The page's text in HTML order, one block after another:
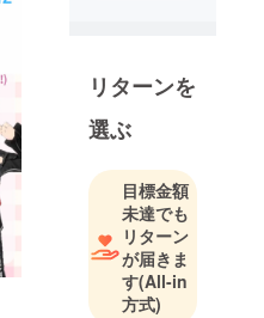
リターンを
選ぶ
目標金額
未達でも
リターン
が届きま
す(All-in
方式)